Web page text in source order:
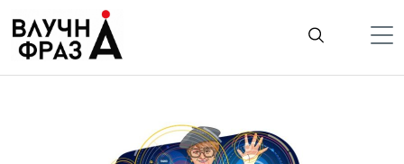
содержимому